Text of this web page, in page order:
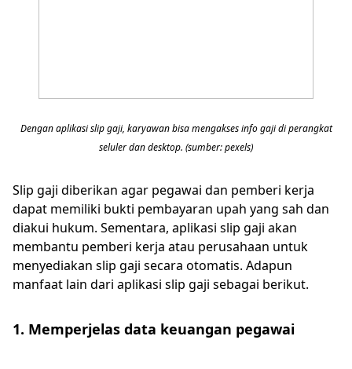
Dengan aplikasi slip gaji, karyawan bisa mengakses info gaji di perangkat
seluler dan desktop. (sumber: pexels)
Slip gaji diberikan agar pegawai dan pemberi kerja
dapat memiliki bukti pembayaran upah yang sah dan
diakui hukum. Sementara, aplikasi slip gaji akan
membantu pemberi kerja atau perusahaan untuk
menyediakan slip gaji secara otomatis. Adapun
manfaat lain dari aplikasi slip gaji sebagai berikut.
1. Memperjelas data keuangan pegawai